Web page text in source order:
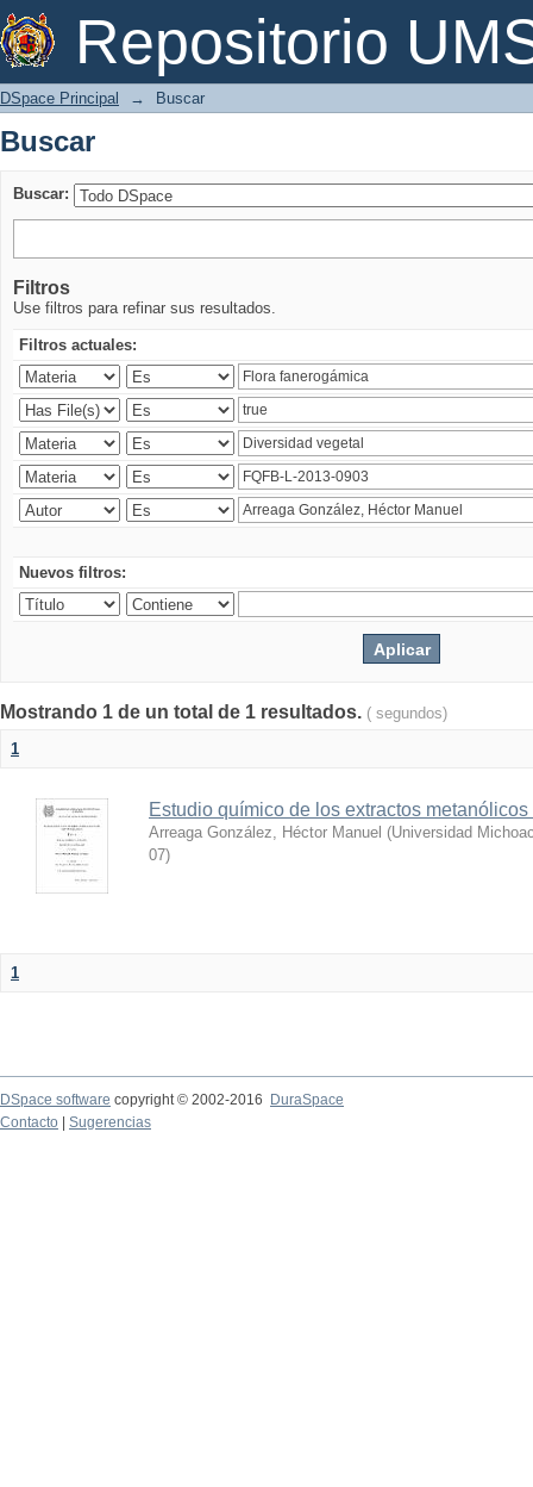
Repositorio
Buscar
DSpace Principal → Buscar
Buscar
Buscar:
Filtros
Use filtros para refinar sus resultados.
Filtros actuales:
Nuevos filtros:
Mostrando 1 de un total de 1 resultados. ( segundos)
1
Estudio químico de los extractos
Arreaga González, Héctor Manuel (Universidad
07)
1
DSpace software copyright © 2002-2016
DuraSpace
Contacto
Sugerencias